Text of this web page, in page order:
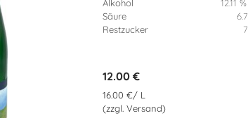
Alkohol
12.11
Säure
Restzucker
12.00 €
16.00 €/ L
(zzgl. Versand)